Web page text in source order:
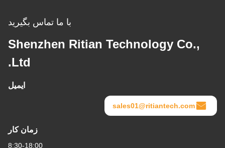
با ما تماس بگیرید
Shenzhen Ritian Technology Co.,
Ltd.
ایمیل
sales01@ritiantech.com
زمان کار
8:30-18:00